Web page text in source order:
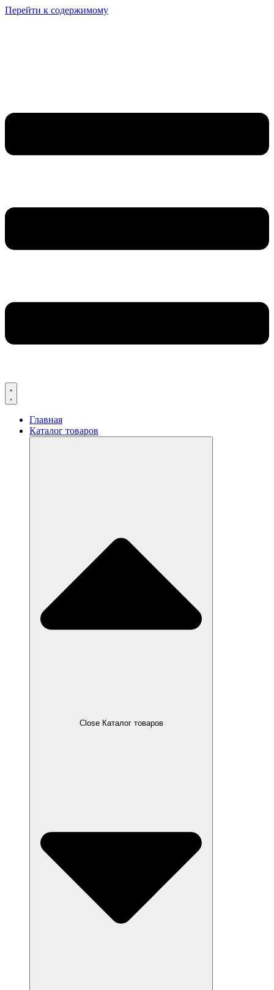
Перейти к содержимому
Главная
Каталог товаров
Close Каталог товаров